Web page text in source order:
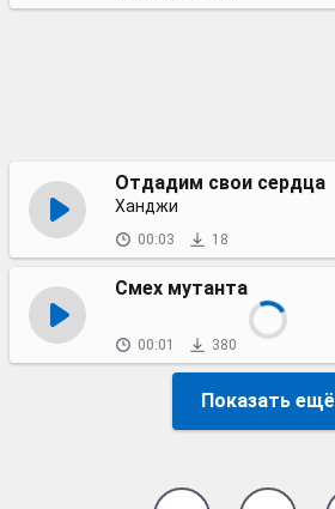
Отдадим свои сердца
Ханджи
00:03 18
Смех мутанта
00:01 380
Показать ещё